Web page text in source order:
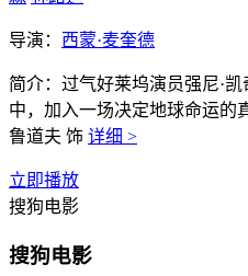
导演： 西蒙·麦奎德
简介： 过气好莱坞演员强尼·
中，加入一场决定地球命运的
鲁道夫 饰 详细 >
立即播放
搜狗电影
搜狗电影